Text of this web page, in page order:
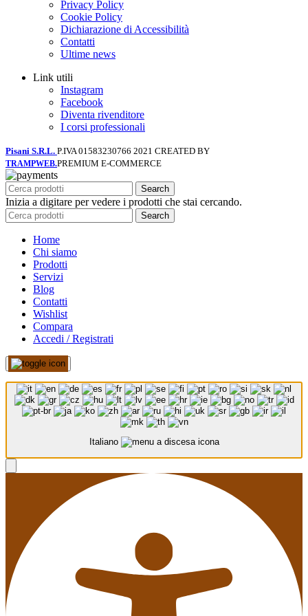
Privacy Policy
Cookie Policy
Dichiarazione di Accessibilità
Contatti
Ultime news
Link utili
Instagram
Facebook
Diventa rivenditore
I corsi professionali
Pisani S.R.L. P.IVA 01583230766 2021 CREATED BY
TRAMPWEB.PREMIUM E-COMMERCE
Search
Inizia a digitare per vedere i prodotti che stai cercando.
Search
Home
Chi siamo
Prodotti
Servizi
Blog
Contatti
Wishlist
Compara
Accedi / Registrati
Italiano